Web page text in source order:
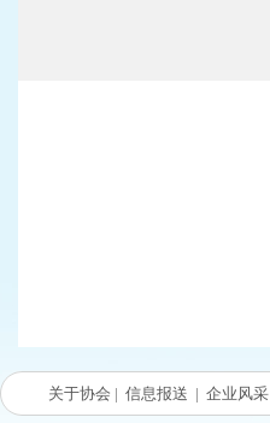
关于协会 |信息报送 |企业风采